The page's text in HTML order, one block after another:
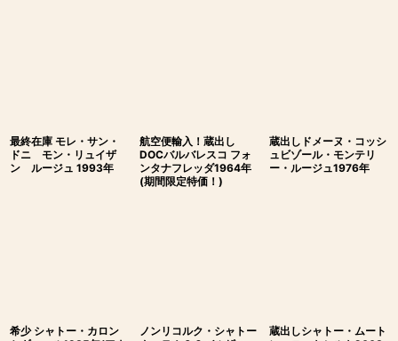
最終在庫 モレ・サン・
ドニ モン・リュイザ
ン ルージュ 1993年
航空便輸入！蔵出し
DOCバルバレスコ フォ
ンタナフレッダ1964年
(期間限定特価！)
蔵出しドメーヌ・コッシ
ュビゾール・モンテリ
ー・ルージュ1976年
希少 シャトー・カロン
ノンリコルク・シャトー
蔵出しシャトー・ムート